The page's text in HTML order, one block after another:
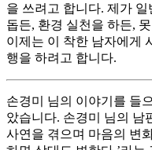
을 쓰려고 합니다. 제가
돕든, 환경 실천을 하든,
이제는 이 착한 남자에게
행을 하려고 합니다.
손경미 님의 이야기를 들
았습니다. 손경미 님의 남
사연을 겪으며 마음의 변